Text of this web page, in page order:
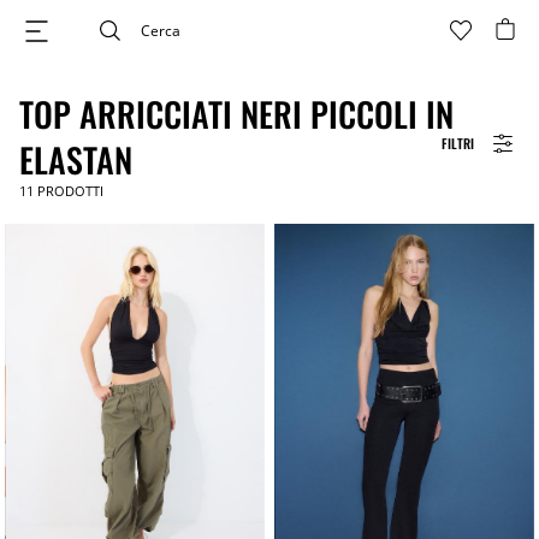
FILTRI
TOP ARRICCIATI NERI PICCOLI IN
ELASTAN
11 PRODOTTI